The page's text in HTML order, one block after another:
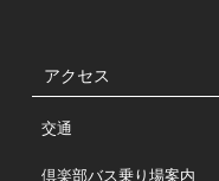
アクセス
交通
倶楽部バス乗り場案内